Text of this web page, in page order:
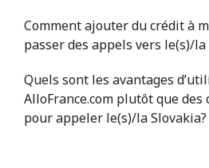
Comment ajouter du crédit à
passer des appels vers le(s)/la
Quels sont les avantages
AlloFrance.com plutôt que des
pour appeler le(s)/la Slovakia?